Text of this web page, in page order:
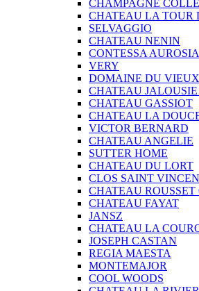
CHAMPAGNE
CHATEAU LA TOUR
SELVAGGIO
CHATEAU NENIN
CONTESSA AUROSIA
VERY
DOMAINE DU
CHATEAU
CHATEAU GASSIOT
CHATEAU LA
VICTOR BERNARD
CHATEAU ANGELIE
SUTTER HOME
CHATEAU DU LORT
CLOS SAINT
CHATEAU
CHATEAU FAYAT
JANSZ
CHATEAU LA
JOSEPH CASTAN
REGIA MAESTA
MONTEMAJOR
COOL WOODS